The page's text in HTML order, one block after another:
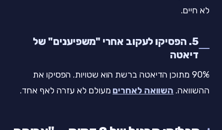
לא חיים.
5. הפסיקו לעקוב אחרי "משפיענים" של
דיאטה
90% מתוכן הדיאטה ברשת הוא שטויות. הפסיקו את
ההשוואה. השוואה לאחרים מעולם לא עזרה לאף אחד.